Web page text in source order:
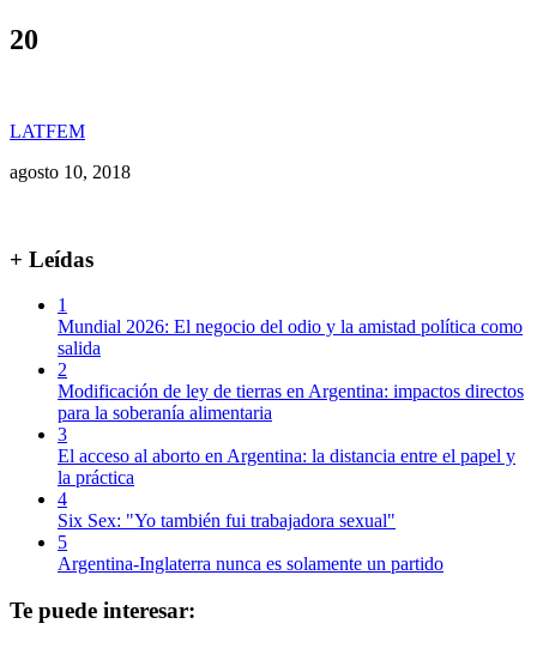
20
LATFEM
agosto 10, 2018
+ Leídas
1
Mundial 2026: El negocio del odio y la amistad política como
salida
2
Modificación de ley de tierras en Argentina: impactos directos
para la soberanía alimentaria
3
El acceso al aborto en Argentina: la distancia entre el papel y
la práctica
4
Six Sex: "Yo también fui trabajadora sexual"
5
Argentina-Inglaterra nunca es solamente un partido
Te puede interesar: